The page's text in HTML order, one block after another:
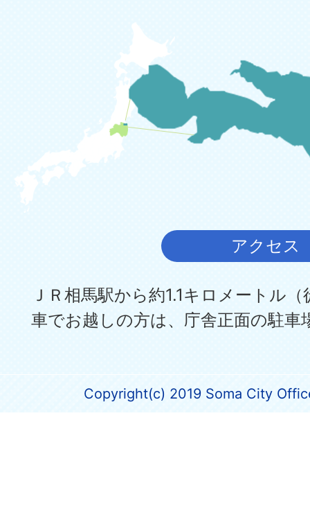
アクセス
ＪＲ相馬駅から約1.1キロメートル
車でお越しの方は、庁舎正面の駐車
Copyright(c) 2019 Soma City